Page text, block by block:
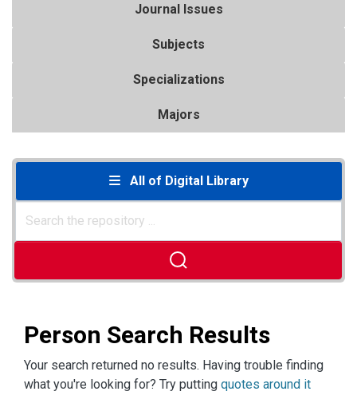
Journal Issues
Subjects
Specializations
Majors
All of Digital Library
Person Search Results
Your search returned no results. Having trouble finding
what you're looking for? Try putting quotes around it